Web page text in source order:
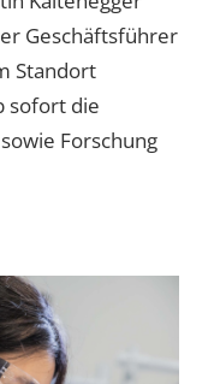
Geschäftsführer
Standort
sofort die
Forschung